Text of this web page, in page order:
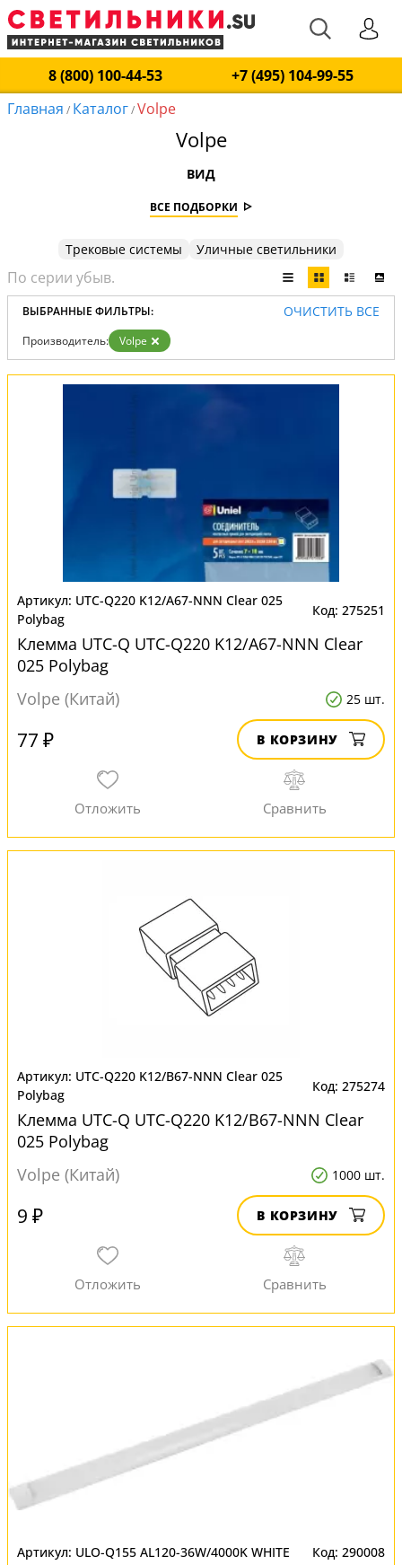
8 (800) 100-44-53
+7 (495) 104-99-55
Главная / Каталог/Volpe
Volpe
ВИД
ВСЕ ПОДБОРКИ
Трековые системы Уличные светильники
ВЫБРАННЫЕ ФИЛЬТРЫ: ОЧИСТИТЬ ВСЕ
Производитель: Volpe
UTC-Q220 K12/A67-NNN Clear 025
Polybag
275251
Клемма UTC-Q UTC-Q220 K12/A67-NNN Clear
025 Polybag
Volpe (Китай)
25 шт.
77 ₽ В КОРЗИНУ
UTC-Q220 K12/B67-NNN Clear 025
Polybag
275274
Клемма UTC-Q UTC-Q220 K12/B67-NNN Clear
025 Polybag
Volpe (Китай)
1000 шт.
9 ₽ В КОРЗИНУ
ULO-Q155 AL120-36W/4000K WHITE 290008